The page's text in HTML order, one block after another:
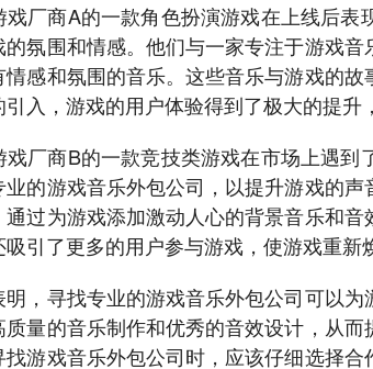
戏厂商A的一款角色扮演游戏在上线后
氛围和情感。他们与一家专注于游戏
感和氛围的音乐。这些音乐与游戏的
入，游戏的用户体验得到了极大的提升
戏厂商B的一款竞技类游戏在市场上遇
业的游戏音乐外包公司，以提升游戏的
过为游戏添加激动人心的背景音乐和
引了更多的用户参与游戏，使游戏重新
，寻找专业的游戏音乐外包公司可以
量的音乐制作和优秀的音效设计，从
找游戏音乐外包公司时，应该仔细选择